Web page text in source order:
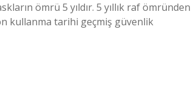
ömrü 5 yıldır. 5 yıllık raf ömründen
kullanma tarihi geçmiş güvenlik